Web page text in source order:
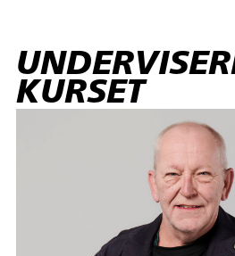
Efter gennemført kursus kan
og vejledning på et grundlæggende
kantsømme i materialegruppe 1.1
DS/ISO 15608 i, godstykkelse 5-8
Deltageren kan udføre
• FW-P-PA – kantsømme liggende
KURSET